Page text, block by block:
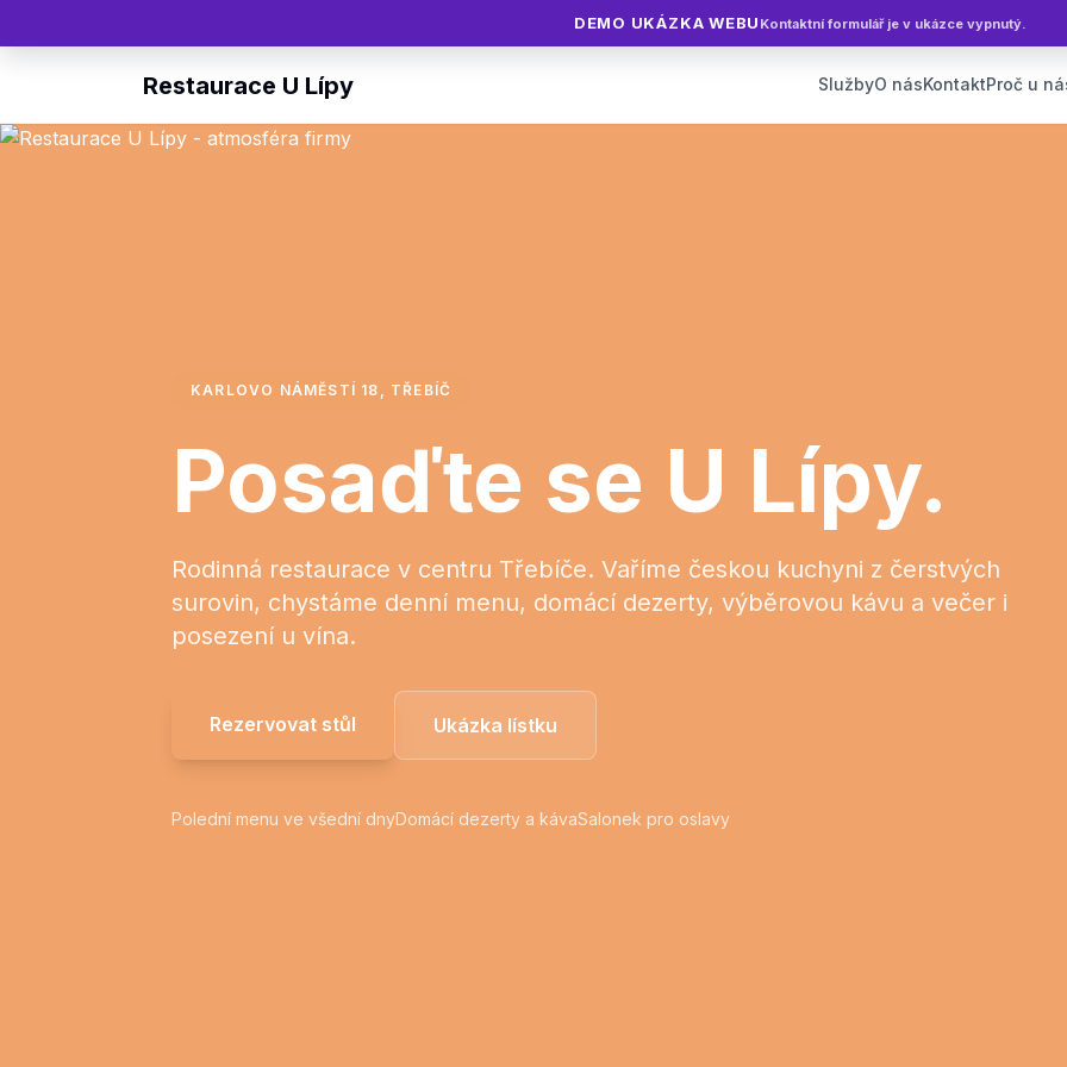
DEMO UKÁZKA WEBU Kontaktní formulář je v ukázce vypnutý.
Restaurace U Lípy SlužbyO násKontaktProč u
KARLOVO NÁMĚSTÍ 18, TŘEBÍČ
Posaďte se U Lípy.
Rodinná restaurace v centru Třebíče. Vaříme českou kuchyni z čerstvých
surovin, chystáme denní menu, domácí dezerty, výběrovou kávu a večer i
posezení u vína.
Rezervovat stůl Ukázka lístku
Polední menu ve všední dnyDomácí dezerty a kávaSalonek pro oslavy